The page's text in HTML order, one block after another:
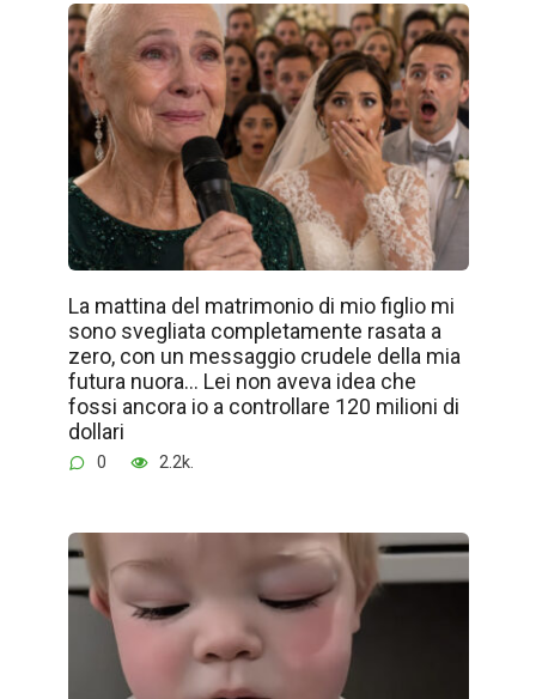
La mattina del matrimonio di mio figlio mi
sono svegliata completamente rasata a
zero, con un messaggio crudele della mia
futura nuora… Lei non aveva idea che
fossi ancora io a controllare 120 milioni di
dollari
0 2.2k.